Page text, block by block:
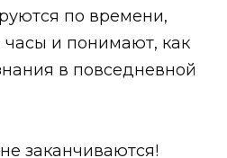
по времени,
и понимают, как
в повседневной
заканчиваются!